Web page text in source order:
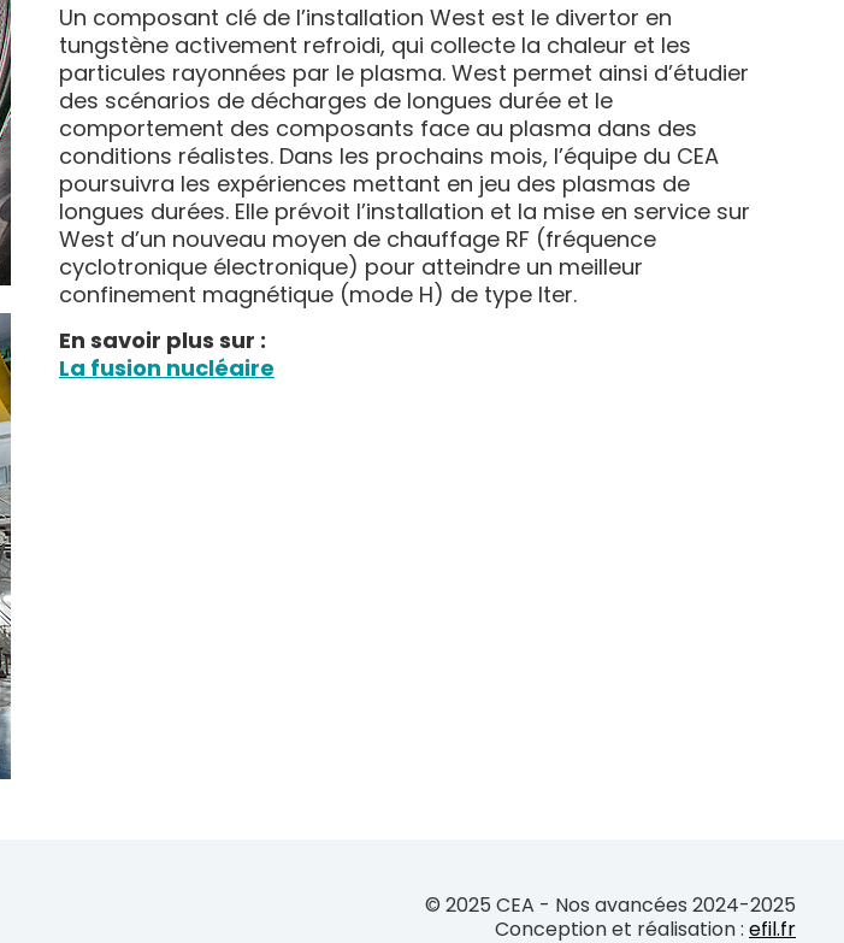
Un composant clé de l’installation West est le divertor en
tungstène activement refroidi, qui collecte la chaleur et les
particules rayonnées par le plasma. West permet ainsi d’étudier
des scénarios de décharges de longues durée et le
comportement des composants face au plasma dans des
conditions réalistes. Dans les prochains mois, l’équipe du CEA
poursuivra les expériences mettant en jeu des plasmas de
longues durées. Elle prévoit l’installation et la mise en service sur
West d’un nouveau moyen de chauffage RF (fréquence
cyclotronique électronique) pour atteindre un meilleur
confinement magnétique (mode H) de type Iter.
En savoir plus sur :
La fusion nucléaire
© 2025 CEA - Nos avancées 2024-2025
Conception et réalisation : efil.fr